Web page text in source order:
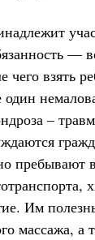
—
чего взять
–
пребывают
Им
массажа, а